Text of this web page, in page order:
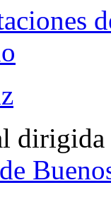
dirigida